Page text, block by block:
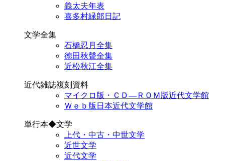
義太夫年表
喜多村緑郎日記
文学全集
石橋忍月全集
徳田秋聲全集
近松秋江全集
近代雑誌複刻資料
マイクロ版・ＣＤ―ＲＯＭ版近代文学館
Ｗｅｂ版日本近代文学館
単行本◆文学
上代・中古・中世文学
近世文学
近代文学